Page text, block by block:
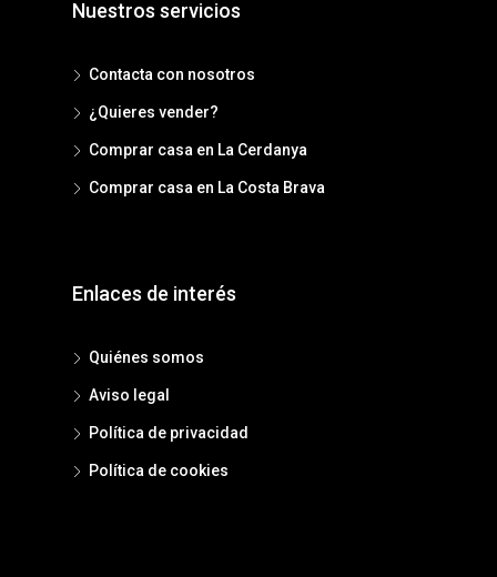
Nuestros servicios
Contacta con nosotros
¿Quieres vender?
Comprar casa en La Cerdanya
Comprar casa en La Costa Brava
Enlaces de interés
Quiénes somos
Aviso legal
Política de privacidad
Política de cookies